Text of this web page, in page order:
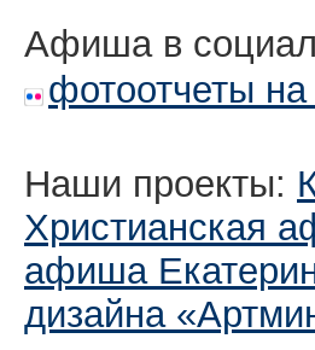
Афиша в
фотоотчеты
Наши проекты:
Христианская
афиша
дизайна